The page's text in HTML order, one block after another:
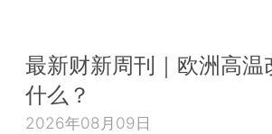
最新财新周刊｜欧洲高温
什么？
2026年08月09日